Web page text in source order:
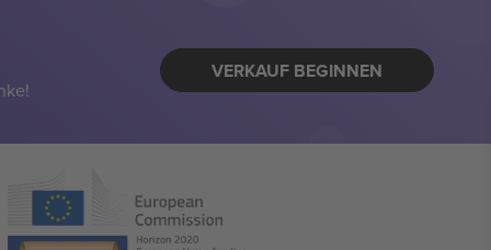
VERKAUF BEGINNEN